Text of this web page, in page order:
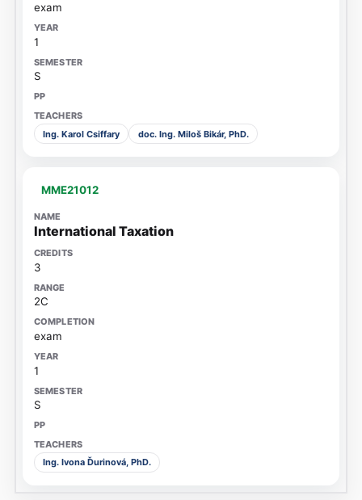
exam
1
S
Ing. Karol Csiffary doc. Ing. Miloš Bikár, PhD.
MME21012
International Taxation
3
2C
exam
1
S
Ing. Ivona Ďurinová, PhD.